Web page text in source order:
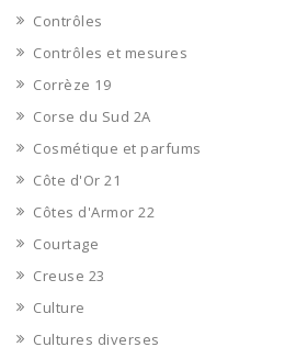
Contrôles
Contrôles et mesures
Corrèze 19
Corse du Sud 2A
Cosmétique et parfums
Côte d'Or 21
Côtes d'Armor 22
Courtage
Creuse 23
Culture
Cultures diverses